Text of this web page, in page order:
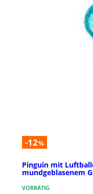
-12%
Pinguin mit
mundgeblasenem
VORRÄTIG